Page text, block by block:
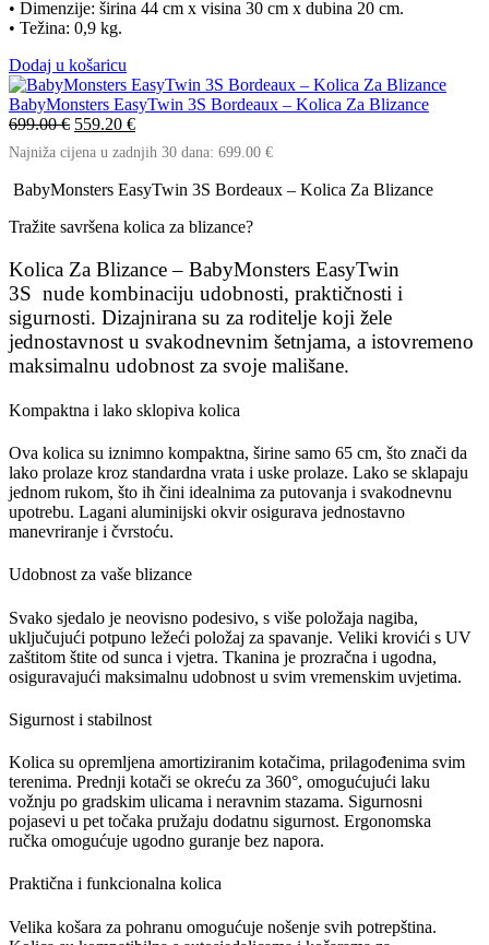
• Dimenzije: širina 44 cm x visina 30 cm x dubina 20 cm.
• Težina: 0,9 kg.
Dodaj u košaricu
BabyMonsters EasyTwin 3S Bordeaux – Kolica Za Blizance
699.00€ Izvorna
cijena
bila
699.00 €.
559.20 €Trenutna
cijena
je:
559.20 €.
Najniža cijena u zadnjih 30 dana: 699.00 €
BabyMonsters EasyTwin 3S Bordeaux – Kolica Za Blizance
Tražite savršena kolica za blizance?
Kolica Za Blizance – BabyMonsters EasyTwin
3S nude kombinaciju udobnosti, praktičnosti i
sigurnosti. Dizajnirana su za roditelje koji žele
jednostavnost u svakodnevnim šetnjama, a istovremeno
maksimalnu udobnost za svoje mališane.
Kompaktna i lako sklopiva kolica
Ova kolica su iznimno kompaktna, širine samo 65 cm, što znači da
lako prolaze kroz standardna vrata i uske prolaze. Lako se sklapaju
jednom rukom, što ih čini idealnima za putovanja i svakodnevnu
upotrebu. Lagani aluminijski okvirosigurava jednostavno
manevriranje i čvrstoću.
Udobnost za vaše blizance
Svako sjedalo je neovisno podesivo, s više položaja nagiba,
uključujući potpuno ležeći položaj za spavanje. Veliki krovići s UV
zaštitom štite od sunca i vjetra. Tkanina je prozračna i ugodna,
osiguravajući maksimalnu udobnost u svim vremenskim uvjetima.
Sigurnost i stabilnost
Kolica su opremljena amortiziranim kotačima, prilagođenima svim
terenima. Prednji kotači se okreću za 360°, omogućujući laku
vožnju po gradskim ulicama i neravnim stazama. Sigurnosni
pojasevi u pet točaka pružaju dodatnu sigurnost. Ergonomska
ručka omogućuje ugodno guranje bez napora.
Praktična i funkcionalna kolica
Velika košara za pohranu omogućuje nošenje svih potrepština.